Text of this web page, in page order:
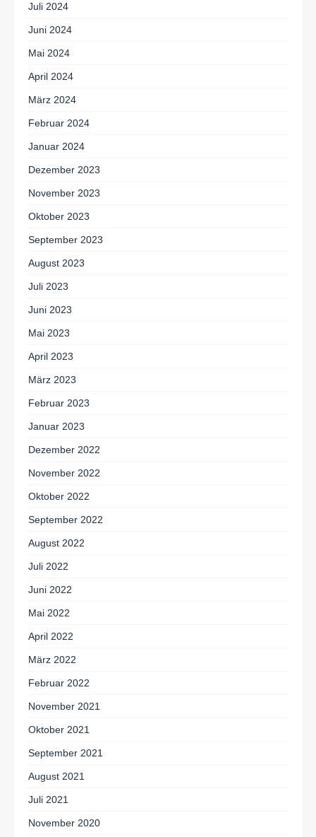
Juli 2024
Juni 2024
Mai 2024
April 2024
März 2024
Februar 2024
Januar 2024
Dezember 2023
November 2023
Oktober 2023
September 2023
August 2023
Juli 2023
Juni 2023
Mai 2023
April 2023
März 2023
Februar 2023
Januar 2023
Dezember 2022
November 2022
Oktober 2022
September 2022
August 2022
Juli 2022
Juni 2022
Mai 2022
April 2022
März 2022
Februar 2022
November 2021
Oktober 2021
September 2021
August 2021
Juli 2021
November 2020